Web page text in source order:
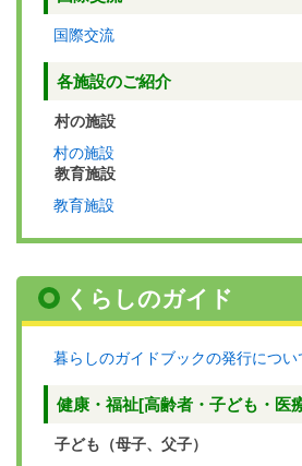
国際交流
各施設のご紹介
村の施設
村の施設
教育施設
教育施設
くらしのガイド
暮らしのガイドブックの発行につい
健康・福祉[高齢者・子ども・医
子ども（母子、父子）